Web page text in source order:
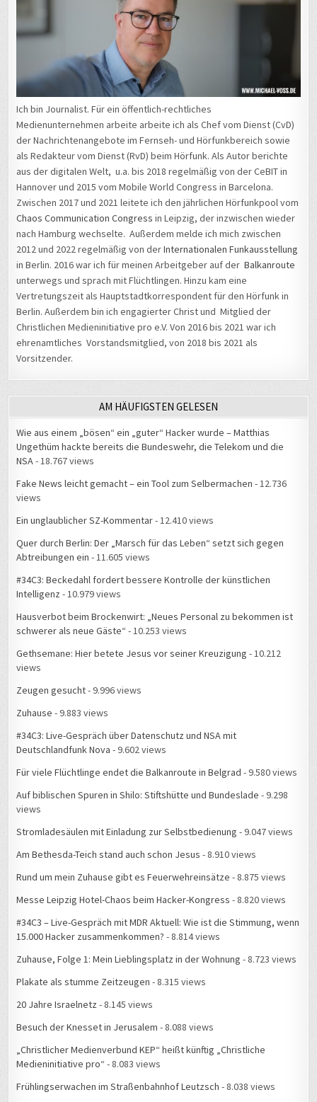
Ich bin Journalist. Für ein öffentlich-rechtliches
Medienunternehmen arbeite arbeite ich als Chef vom Dienst (CvD)
der Nachrichtenangebote im Fernseh- und Hörfunkbereich sowie
als Redakteur vom Dienst (RvD) beim Hörfunk. Als Autor berichte
aus der digitalen Welt, u.a. bis 2018 regelmäßig von der CeBIT in
Hannover und 2015 vom Mobile World Congress in Barcelona.
Zwischen 2017 und 2021 leitete ich den jährlichen Hörfunkpool vom
Chaos Communication Congress in Leipzig, der inzwischen wieder
nach Hamburg wechselte. Außerdem melde ich mich zwischen
2012 und 2022 regelmäßig von derInternationalen Funkausstellung
in Berlin. 2016 war ich für meinen Arbeitgeber auf derBalkanroute
unterwegs und sprach mit Flüchtlingen. Hinzu kam eine
Vertretungszeit als Hauptstadtkorrespondent für den Hörfunk in
Berlin. Außerdem bin ich engagierter Christ und Mitglied der
Christlichen Medieninitiative pro e.V. Von 2016 bis 2021 war ich
ehrenamtliches Vorstandsmitglied, von 2018 bis 2021 als
Vorsitzender.
AM HÄUFIGSTEN GELESEN
Wie aus einem „bösen“ ein „guter“ Hacker wurde – Matthias
Ungethüm hackte bereits die Bundeswehr, die Telekom und die
NSA- 18.767 views
Fake News leicht gemacht – ein Tool zum Selbermachen - 12.736
views
Ein unglaublicher SZ-Kommentar- 12.410 views
Quer durch Berlin: Der „Marsch für das Leben“ setzt sich gegen
Abtreibungen ein - 11.605 views
#34C3: Beckedahl fordert bessere Kontrolle der künstlichen
Intelligenz - 10.979 views
Hausverbot beim Brockenwirt: „Neues Personal zu bekommen ist
schwerer als neue Gäste“ - 10.253 views
Gethsemane: Hier betete Jesus vor seiner Kreuzigung - 10.212
views
Zeugen gesucht- 9.996 views
Zuhause - 9.883 views
#34C3: Live-Gespräch über Datenschutz und NSA mit
Deutschlandfunk Nova - 9.602 views
Für viele Flüchtlinge endet die Balkanroute in Belgrad - 9.580 views
Auf biblischen Spuren in Shilo: Stiftshütte und Bundeslade - 9.298
views
Stromladesäulen mit Einladung zur Selbstbedienung - 9.047 views
Am Bethesda-Teich stand auch schon Jesus - 8.910 views
Rund um mein Zuhause gibt es Feuerwehreinsätze - 8.875 views
Messe Leipzig Hotel-Chaos beim Hacker-Kongress - 8.820 views
#34C3 – Live-Gespräch mit MDR Aktuell: Wie ist die Stimmung, wenn
15.000 Hacker zusammenkommen? - 8.814 views
Zuhause, Folge 1: Mein Lieblingsplatz in der Wohnung - 8.723 views
Plakate als stumme Zeitzeugen - 8.315 views
20 Jahre Israelnetz - 8.145 views
Besuch der Knesset in Jerusalem - 8.088 views
„Christlicher Medienverbund KEP“ heißt künftig „Christliche
Medieninitiative pro“ - 8.083 views
Frühlingserwachen im Straßenbahnhof Leutzsch - 8.038 views